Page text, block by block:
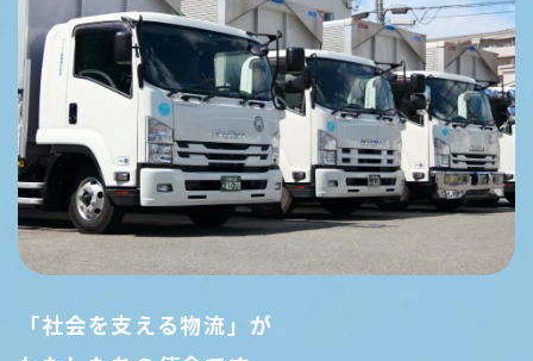
「社会を支える物流」が